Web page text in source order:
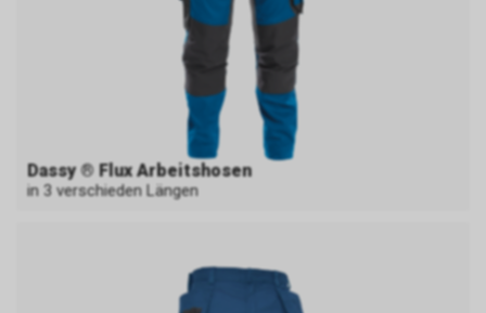
Dassy ® Flux Arbeitshosen
in 3 verschieden Längen